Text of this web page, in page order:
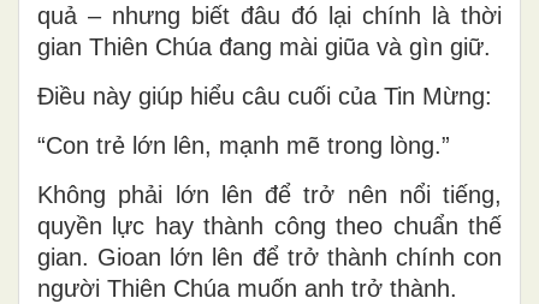
quả – nhưng biết đâu đó lại chính là thời
gian Thiên Chúa đang mài giũa và gìn giữ.
Điều này giúp hiểu câu cuối của Tin Mừng:
“Con trẻ lớn lên, mạnh mẽ trong lòng.”
Không phải lớn lên để trở nên nổi tiếng,
quyền lực hay thành công theo chuẩn thế
gian. Gioan lớn lên để trở thành chính con
người Thiên Chúa muốn anh trở thành.